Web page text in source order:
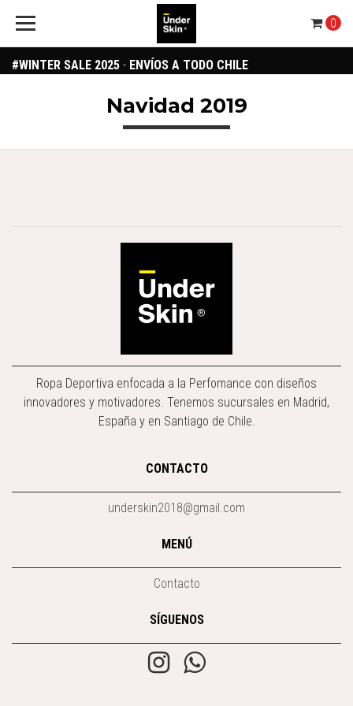
#WINTER SALE 2025 - ENVÍOS A TODO CHILE
0
Navidad 2019
Ropa Deportiva enfocada a la Perfomance con diseños
innovadores y motivadores. Tenemos sucursales en Madrid,
España y en Santiago de Chile.
CONTACTO
underskin2018@gmail.com
MENÚ
Contacto
SÍGUENOS